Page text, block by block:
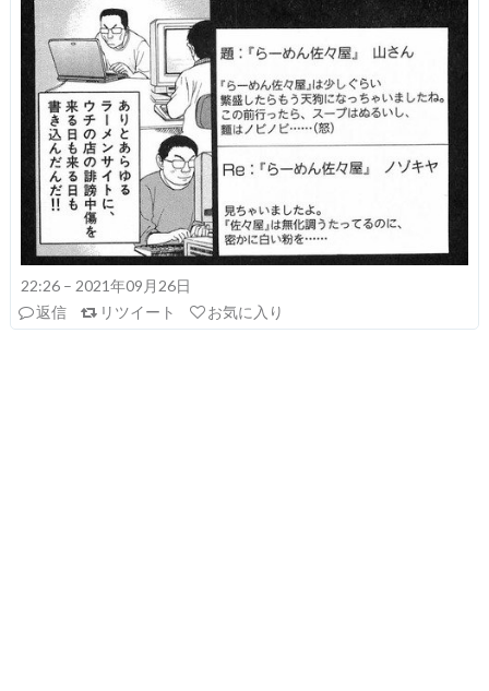
22:26 – 2021年09月26日
返信
リツイート お気に入り